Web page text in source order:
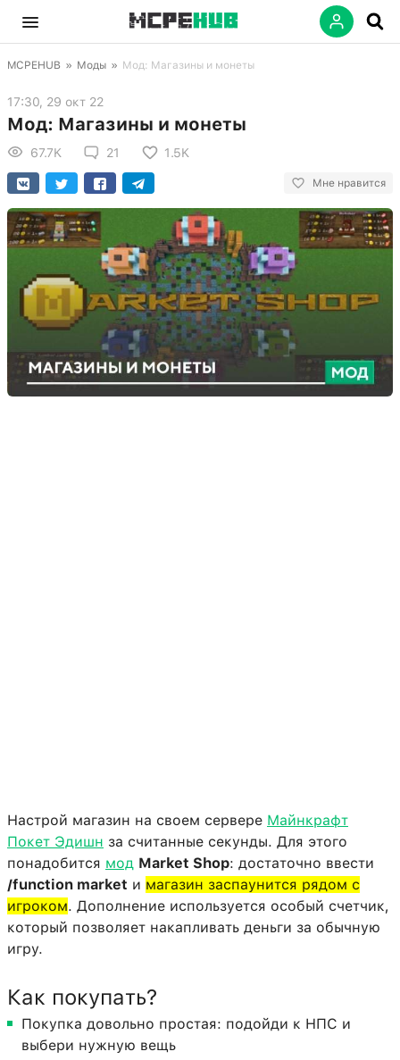
MCPEHUB » Моды » Мод: Магазины и монеты
17:30, 29 окт 22
Мод: Магазины и монеты
67.7K 21 1.5K
Мне нравится
Настрой магазин на своем сервере Майнкрафт
Покет Эдишн за считанные секунды. Для этого
понадобится мод Market Shop: достаточно ввести
/function market и магазин заспаунится рядом с
игроком. Дополнение используется особый счетчик,
который позволяет накапливать деньги за обычную
игру.
Как покупать?
Покупка довольно простая: подойди к НПС и
выбери нужную вещь